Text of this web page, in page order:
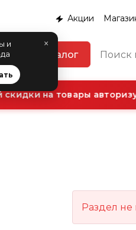
×
и
Акции
Каталог
на товары
Раздел не